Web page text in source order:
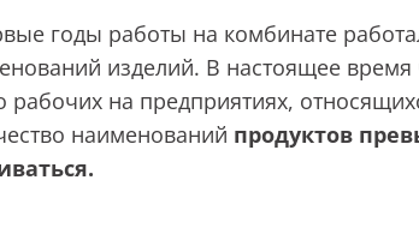
годы работы на комбинате
изделий. В настоящее
рабочих на предприятиях,
наименований продуктов